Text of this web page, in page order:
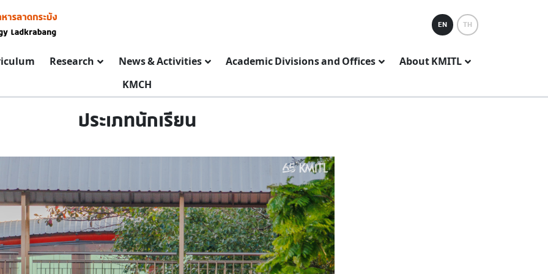
EN TH
Research News & Activities Academic Divisions and Offices
About KMITL
KMCH
ประเภทนักเรียน